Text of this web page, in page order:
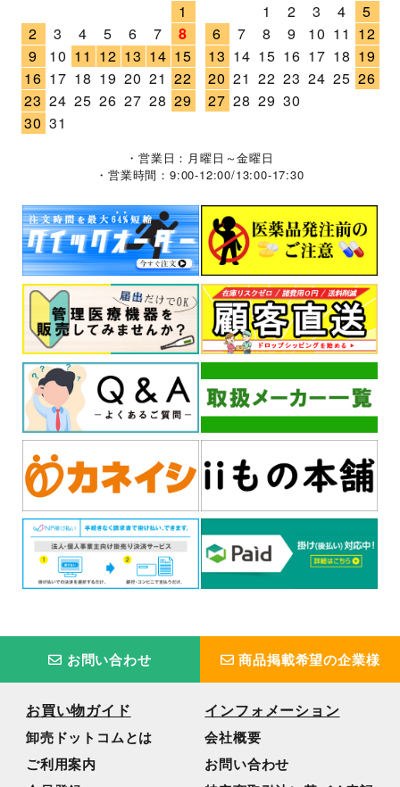
1
2
3 4 5 6 7
8
9
10 11 12 13 14 15
16 17 18 19 20 21 22
23 24 25 26 27 28 29
30 31
1
2 3 4
5
6
7 8 9 10 11 12
13 14 15 16 17 18 19
20 21 22 23 24 25 26
27 28 29 30
・営業日：月曜日～金曜日
・営業時間：9:00-12:00/13:00-17:30
お問い合わせ 商品掲載希望の企業様
お買い物ガイド
卸売ドットコムとは
ご利用案内
インフォメーション
会社概要
お問い合わせ